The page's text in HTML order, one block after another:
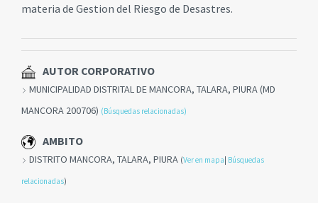
materia de Gestion del Riesgo de Desastres.
AUTOR CORPORATIVO
MUNICIPALIDAD DISTRITAL DE MANCORA, TALARA, PIURA (MD
MANCORA 200706) (Búsquedas relacionadas)
AMBITO
DISTRITO MANCORA, TALARA, PIURA (Ver en mapa Búsquedas
relacionadas)